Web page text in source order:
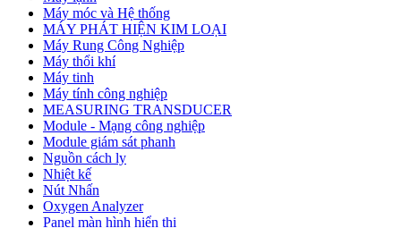
Máy móc và Hệ thống
MÁY PHÁT HIỆN KIM LOẠI
Máy Rung Công Nghiệp
Máy thổi khí
Máy tinh
Máy tính công nghiệp
MEASURING TRANSDUCER
Module - Mạng công nghiệp
Module giám sát phanh
Nguồn cách ly
Nhiệt kế
Nút Nhấn
Oxygen Analyzer
Panel màn hình hiển thị